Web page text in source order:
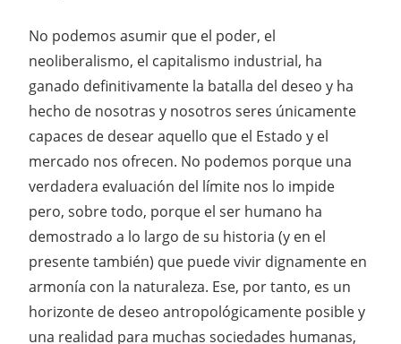
No podemos asumir que el poder, el
neoliberalismo, el capitalismo industrial, ha
ganado definitivamente la batalla del deseo y ha
hecho de nosotras y nosotros seres únicamente
capaces de desear aquello que el Estado y el
mercado nos ofrecen. No podemos porque una
verdadera evaluación del límite nos lo impide
pero, sobre todo, porque el ser humano ha
demostrado a lo largo de su historia (y en el
presente también) que puede vivir dignamente en
armonía con la naturaleza. Ese, por tanto, es un
horizonte de deseo antropológicamente posible y
una realidad para muchas sociedades humanas,